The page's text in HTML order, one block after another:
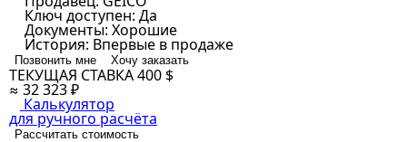
Ключ доступен: Да
Документы: Хорошие
История: Впервые в продаже
Позвонить мне Хочу заказать
ТЕКУЩАЯ СТАВКА400 $
≈ 32 323 ₽
Калькулятор
для ручного расчёта
Рассчитать стоимость